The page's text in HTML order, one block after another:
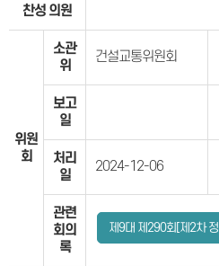
찬성 의원
위원
회
소관
위
건설교통위원회
보고
일
처리
일
2024-12-06
관련
회의
록
제9대 제290회[제2차